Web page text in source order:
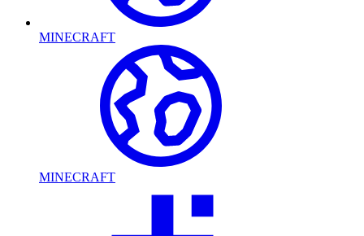
MINECRAFT
MINECRAFT